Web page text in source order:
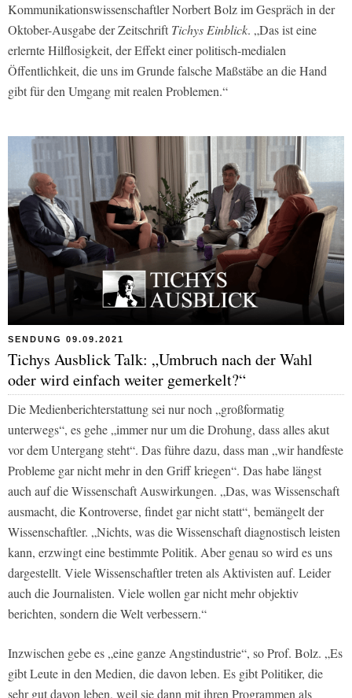
Kommunikationswissenschaftler Norbert Bolz im Gespräch in der
Oktober-Ausgabe der Zeitschrift Tichys Einblick. „Das ist eine
erlernte Hilflosigkeit, der Effekt einer politisch-medialen
Öffentlichkeit, die uns im Grunde falsche Maßstäbe an die Hand
gibt für den Umgang mit realen Problemen.“
SENDUNG 09.09.2021
Tichys Ausblick Talk: „Umbruch nach der Wahl
oder wird einfach weiter gemerkelt?“
Die Medienberichterstattung sei nur noch „großformatig
unterwegs“, es gehe „immer nur um die Drohung, dass alles akut
vor dem Untergang steht“. Das führe dazu, dass man „wir handfeste
Probleme gar nicht mehr in den Griff kriegen“. Das habe längst
auch auf die Wissenschaft Auswirkungen. „Das, was Wissenschaft
ausmacht, die Kontroverse, findet gar nicht statt“, bemängelt der
Wissenschaftler. „Nichts, was die Wissenschaft diagnostisch leisten
kann, erzwingt eine bestimmte Politik. Aber genau so wird es uns
dargestellt. Viele Wissenschaftler treten als Akti­visten auf. Leider
auch die Journalisten. Viele wollen gar nicht mehr objektiv
berichten, sondern die Welt verbessern.“
Inzwischen gebe es „eine ganze Angstindustrie“, so Prof. Bolz. „Es
gibt Leute in den Medien, die davon leben. Es gibt Politiker, die
sehr gut davon leben, weil sie dann mit ihren Programmen als